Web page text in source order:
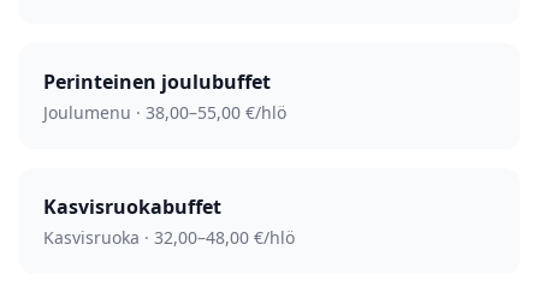
Perinteinen joulu­buffet
Joulumenu · 38,00–55,00 €/hlö
Kasvisruoka­buffet
Kasvisruoka · 32,00–48,00 €/hlö